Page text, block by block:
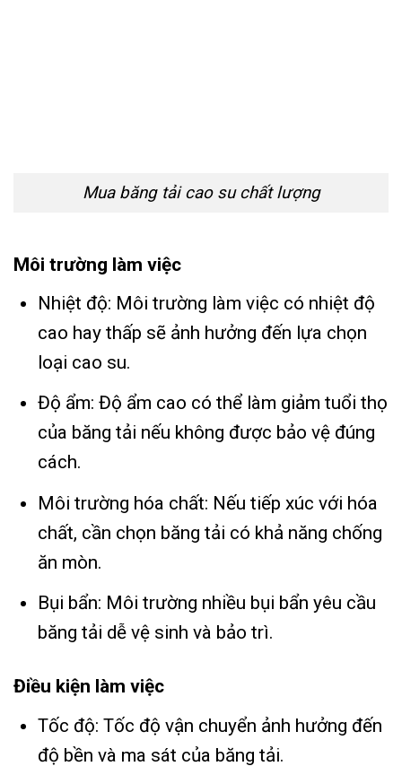
Mua băng tải cao su chất lượng
Môi trường làm việc
Nhiệt độ: Môi trường làm việc có nhiệt độ
cao hay thấp sẽ ảnh hưởng đến lựa chọn
loại cao su.
Độ ẩm: Độ ẩm cao có thể làm giảm tuổi thọ
của băng tải nếu không được bảo vệ đúng
cách.
Môi trường hóa chất: Nếu tiếp xúc với hóa
chất, cần chọn băng tải có khả năng chống
ăn mòn.
Bụi bẩn: Môi trường nhiều bụi bẩn yêu cầu
băng tải dễ vệ sinh và bảo trì.
Điều kiện làm việc
Tốc độ: Tốc độ vận chuyển ảnh hưởng đến
độ bền và ma sát của băng tải.